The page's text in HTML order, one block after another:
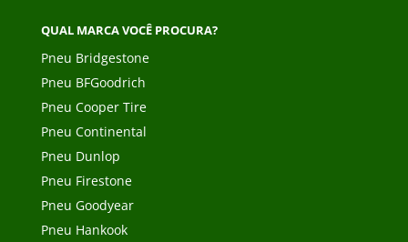
QUAL MARCA VOCÊ PROCURA?
Pneu Bridgestone
Pneu BFGoodrich
Pneu Cooper Tire
Pneu Continental
Pneu Dunlop
Pneu Firestone
Pneu Goodyear
Pneu Hankook